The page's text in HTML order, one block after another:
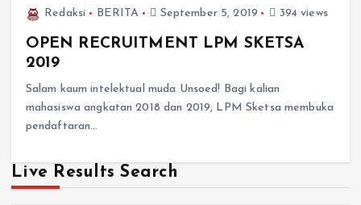
Redaksi BERITA September 5, 2019 394 views
OPEN RECRUITMENT LPM SKETSA
2019
Salam kaum intelektual muda Unsoed! Bagi kalian
mahasiswa angkatan 2018 dan 2019, LPM Sketsa membuka
pendaftaran…
Live Results Search